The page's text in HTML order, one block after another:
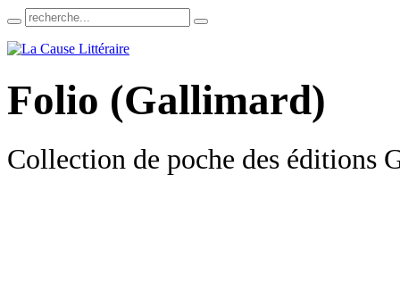
Folio (Gallimard)
Collection de poche des éditions